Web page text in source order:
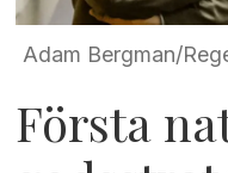
Adam Bergman/
Första